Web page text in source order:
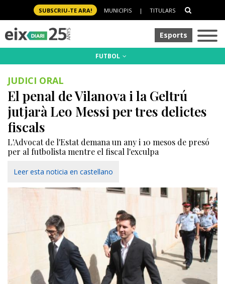
SUBSCRIU-TE ARA! MUNICIPIS | TITULARS
Esports
FUTBOL
JUDICI ORAL
El penal de Vilanova i la Geltrú
jutjarà Leo Messi per tres delictes
fiscals
L'Advocat de l'Estat demana un any i 10 mesos de presó
per al futbolista mentre el fiscal l'exculpa
Leer esta noticia en castellano